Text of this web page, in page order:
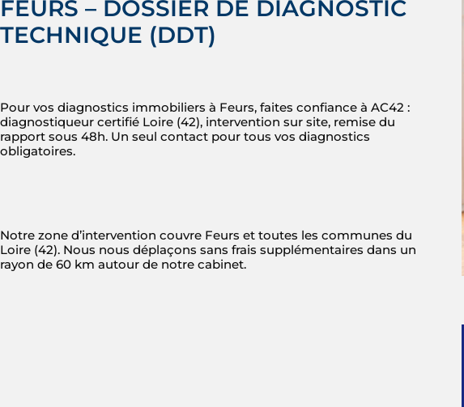
FEURS – DOSSIER DE DIAGNOSTIC
TECHNIQUE (DDT)
Pour vos diagnostics immobiliers à Feurs, faites confiance à AC42 :
diagnostiqueur certifié Loire (42), intervention sur site, remise du
rapport sous 48h. Un seul contact pour tous vos diagnostics
obligatoires.
Notre zone d’intervention couvre Feurs et toutes les communes du
Loire (42). Nous nous déplaçons sans frais supplémentaires dans un
rayon de 60 km autour de notre cabinet.